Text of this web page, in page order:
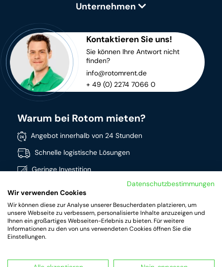
Unternehmen
Kontaktieren Sie uns!
Sie können Ihre Antwort nicht
finden?
info@rotomrent.de
+ 49 (0) 2274 7066 0
Warum bei Rotom mieten?
Angebot innerhalb von 24 Stunden
Schnelle logistische Lösungen
Geringe Investition
Breites Sortiment
Hochwertige Produkte
Datenschutzbestimmungen
Wir verwenden Cookies
Wir können diese zur Analyse unserer Besucherdaten platzieren, um
unsere Webseite zu verbessern, personalisierte Inhalte anzuzeigen und
Ihnen ein großartiges Webseiten-Erlebnis zu bieten. Für weitere
Informationen zu den von uns verwendeten Cookies öffnen Sie die
Einstellungen.